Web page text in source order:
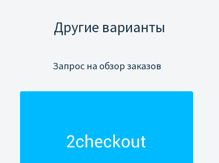
Другие варианты
Запрос на обзор заказов